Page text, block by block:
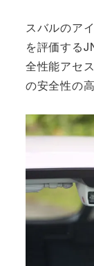
スバルのア
を評価する
全性能アセ
の安全性の